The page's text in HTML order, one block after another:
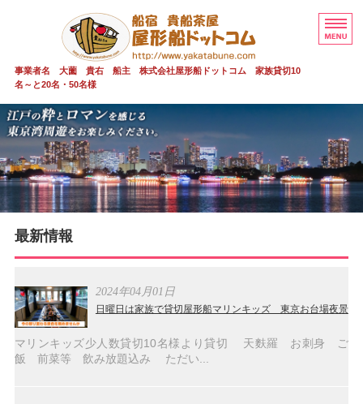
屋形船 貸切
事業者名 大薗 貴右 船主 株式会社屋形船ドットコム 家族貸切10
名～と20名・50名様
屋形船 貸切 貴船茶屋
貴船茶屋 20～50名
家族貸切少人数
ご予約・お問い合わせ
最新情報
2024年04月01日
日曜日は家族で貸切屋形船マリンキッズ 東京お台場夜景
マリンキッズ少人数貸切10名様より貸切 天麩羅 お刺身 ご
飯 前菜等 飲み放題込み ただい...